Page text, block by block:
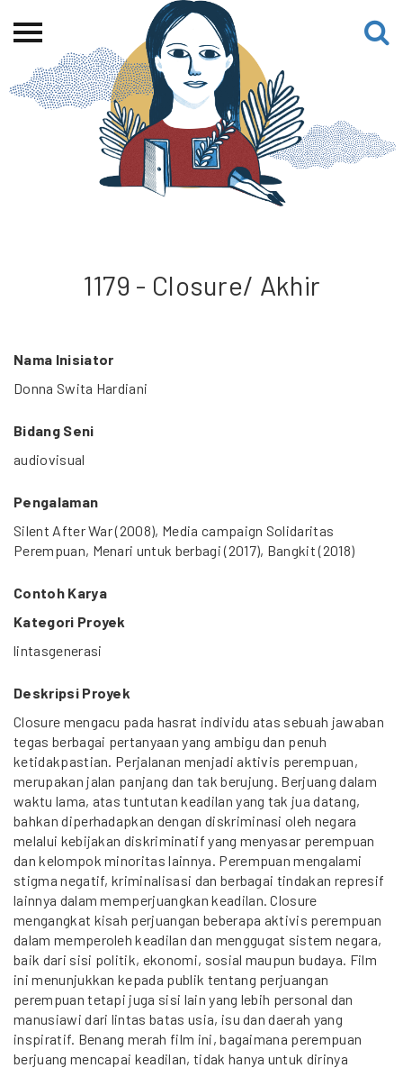
Beranda
Tentang
Permohonan Hibah
Sekolah Pemikiran
Kredit Web-site
1179 - Closure/ Akhir
Nama Inisiator
Donna Swita Hardiani
Bidang Seni
audiovisual
Pengalaman
Silent After War (2008), Media campaign Solidaritas
Perempuan, Menari untuk berbagi (2017), Bangkit (2018)
Contoh Karya
Kategori Proyek
lintasgenerasi
Deskripsi Proyek
Closure mengacu pada hasrat individu atas sebuah jawaban
tegas berbagai pertanyaan yang ambigu dan penuh
ketidakpastian. Perjalanan menjadi aktivis perempuan,
merupakan jalan panjang dan tak berujung. Berjuang dalam
waktu lama, atas tuntutan keadilan yang tak jua datang,
bahkan diperhadapkan dengan diskriminasi oleh negara
melalui kebijakan diskriminatif yang menyasar perempuan
dan kelompok minoritas lainnya. Perempuan mengalami
stigma negatif, kriminalisasi dan berbagai tindakan represif
lainnya dalam memperjuangkan keadilan. Closure
mengangkat kisah perjuangan beberapa aktivis perempuan
dalam memperoleh keadilan dan menggugat sistem negara,
baik dari sisi politik, ekonomi, sosial maupun budaya. Film
ini menunjukkan kepada publik tentang perjuangan
perempuan tetapi juga sisi lain yang lebih personal dan
manusiawi dari lintas batas usia, isu dan daerah yang
inspiratif. Benang merah film ini, bagaimana perempuan
berjuang mencapai keadilan, tidak hanya untuk dirinya